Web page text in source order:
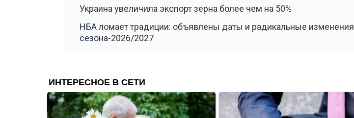
Украина увеличила экспорт зерна более чем на 50%
НБА ломает традиции: объявлены даты и радикальные изменения
сезона-2026/2027